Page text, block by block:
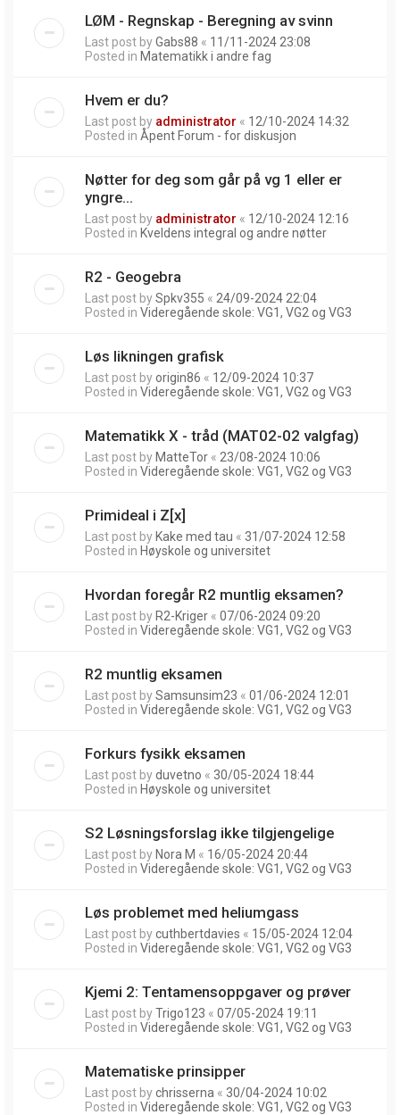
LØM - Regnskap - Beregning av svinn
Last post byGabs88 « 11/11-2024 23:08
Posted in Matematikk i andre fag
Hvem er du?
Last post by administrator « 12/10-2024 14:32
Posted in Åpent Forum - for diskusjon
Nøtter for deg som går på vg 1 eller er
yngre...
Last post by administrator « 12/10-2024 12:16
Posted in Kveldens integral og andre nøtter
R2 - Geogebra
Last post bySpkv355 « 24/09-2024 22:04
Posted in Videregående skole: VG1, VG2 og VG3
Løs likningen grafisk
Last post byorigin86 « 12/09-2024 10:37
Posted in Videregående skole: VG1, VG2 og VG3
Matematikk X - tråd (MAT02-02 valgfag)
Last post by MatteTor « 23/08-2024 10:06
Posted in Videregående skole: VG1, VG2 og VG3
Primideal i Z[x]
Last post by Kake med tau « 31/07-2024 12:58
Posted in Høyskole og universitet
Hvordan foregår R2 muntlig eksamen?
Last post by R2-Kriger « 07/06-2024 09:20
Posted in Videregående skole: VG1, VG2 og VG3
R2 muntlig eksamen
Last post bySamsunsim23 « 01/06-2024 12:01
Posted in Videregående skole: VG1, VG2 og VG3
Forkurs fysikk eksamen
Last post byduvetno « 30/05-2024 18:44
Posted in Høyskole og universitet
S2 Løsningsforslag ikke tilgjengelige
Last post by Nora M « 16/05-2024 20:44
Posted in Videregående skole: VG1, VG2 og VG3
Løs problemet med heliumgass
Last post bycuthbertdavies « 15/05-2024 12:04
Posted in Videregående skole: VG1, VG2 og VG3
Kjemi 2: Tentamensoppgaver og prøver
Last post byTrigo123 « 07/05-2024 19:11
Posted in Videregående skole: VG1, VG2 og VG3
Matematiske prinsipper
Last post bychrisserna « 30/04-2024 10:02
Posted in Videregående skole: VG1, VG2 og VG3